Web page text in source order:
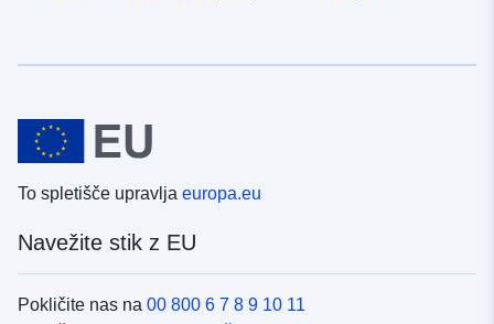
To spletišče upravlja europa.eu
Navežite stik z EU
Pokličite nas na 00 800 6 7 8 9 10 11